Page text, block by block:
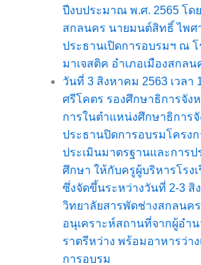
ปีงบประมาณ พ.ศ. 2565 โด
สกลนคร นายมนต์สิทธิ์ ไพศ
ประธานเปิดการอบรมฯ ณ โ
มาเจสติค อำเภอเมืองสกล
วันที่ 3 สิงหาคม 2563 เวลา
ศรีโคตร รองศึกษาธิการจัง
การในตำแหน่งศึกษาธิการ
ประธานปิดการอบรมโครง
ประเมินมาตรฐานและการ
ศึกษา ให้กับครูผู้บริหารโรง
ซึ่งจัดขึ้นระหว่างวันที่ 2-3 สิ
วิทยาลัยสารพัดช่างสกลนค
อนุเคราะห์สถานที่จากผู้อำ
ราตรีหว่าง พร้อมอาหารว่า
การอบรม